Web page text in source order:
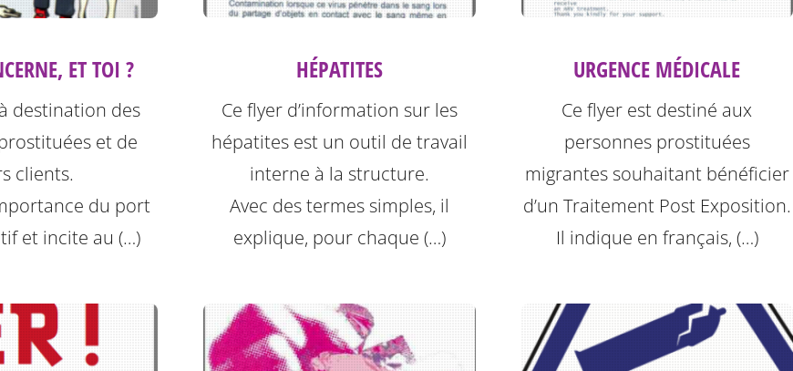
ET TOI ?
destination des
et de
clients.
du port
et incite au (…)
HÉPATITES
Ce flyer d’information sur les
hépatites est un outil de travail
interne à la structure.
Avec des termes simples, il
explique, pour chaque (…)
URGENCE MÉDICALE
Ce flyer est destiné aux
personnes prostituées
migrantes souhaitant bénéficier
d’un Traitement Post Exposition.
Il indique en français, (…)